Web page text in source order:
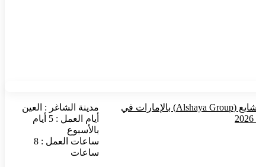
وظائف مجموعة الشايع (Alshaya Group) بالإمارات في
مدينة الشاغر : العين
أيام العمل : 5 أيام
بالأسبوع
ساعات العمل : 8
ساعات